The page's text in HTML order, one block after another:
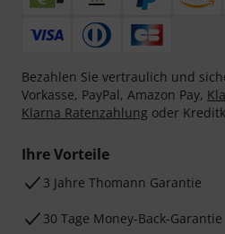
Bezahlen Sie vertraulich und
Vorkasse, PayPal, Amazon Pay,
Klarna Ratenzahlung oder
Ihre Vorteile
3 Jahre Thomann Garantie
30 Tage Money-Back-Garantie